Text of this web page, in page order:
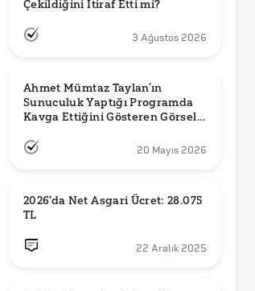
3 Ağustos 2026
Ahmet Mümtaz Taylan’ın
Sunuculuk Yaptığı Programda
Kavga Ettiğini Gösteren Görsel
20 Mayıs 2026
2026'da Net Asgari Ücret: 28.075
TL
22 Aralık 2025